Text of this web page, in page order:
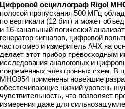
Цифровой осциллограф Rigol
полосой пропускания 500 МГц
по вертикали (12 бит) и может
и 16-канальный логический
генератор сигналов, цифровой
частотомер и измеритель АЧХ на
делает этот прибор превосходным
исследования аналоговых и
современных электронных схем. В
MHO954 применены новейшие
обеспечивающие низкий уровень
чувствительность, что позволяет
измерения даже для